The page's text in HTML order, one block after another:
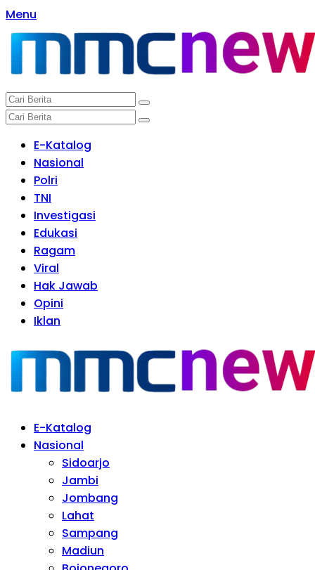
Langsung
ke
konten
Menu
E-Katalog
Nasional
Polri
TNI
Investigasi
Edukasi
Ragam
Viral
Hak Jawab
Opini
Iklan
E-Katalog
Nasional
Sidoarjo
Jambi
Jombang
Lahat
Sampang
Madiun